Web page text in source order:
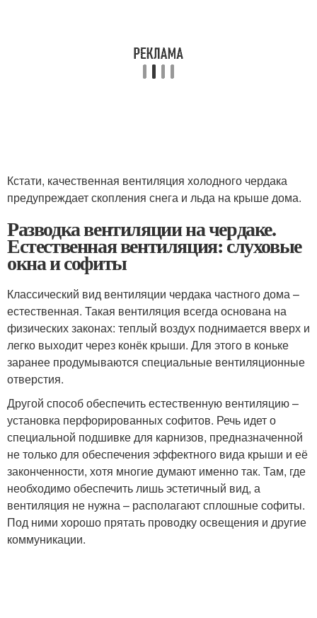
Кстати, качественная вентиляция холодного чердака
предупреждает скопления снега и льда на крыше дома.
Разводка вентиляции на чердаке.
Естественная вентиляция: слуховые
окна и софиты
Классический вид вентиляции чердака частного дома –
естественная. Такая вентиляция всегда основана на
физических законах: теплый воздух поднимается вверх и
легко выходит через конёк крыши. Для этого в коньке
заранее продумываются специальные вентиляционные
отверстия.
Другой способ обеспечить естественную вентиляцию –
установка перфорированных софитов. Речь идет о
специальной подшивке для карнизов, предназначенной
не только для обеспечения эффектного вида крыши и её
законченности, хотя многие думают именно так. Там, где
необходимо обеспечить лишь эстетичный вид, а
вентиляция не нужна – располагают сплошные софиты.
Под ними хорошо прятать проводку освещения и другие
коммуникации.